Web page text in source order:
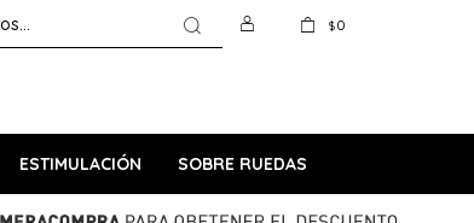
ESTIMULACIÓN SOBRE RUEDAS
$0